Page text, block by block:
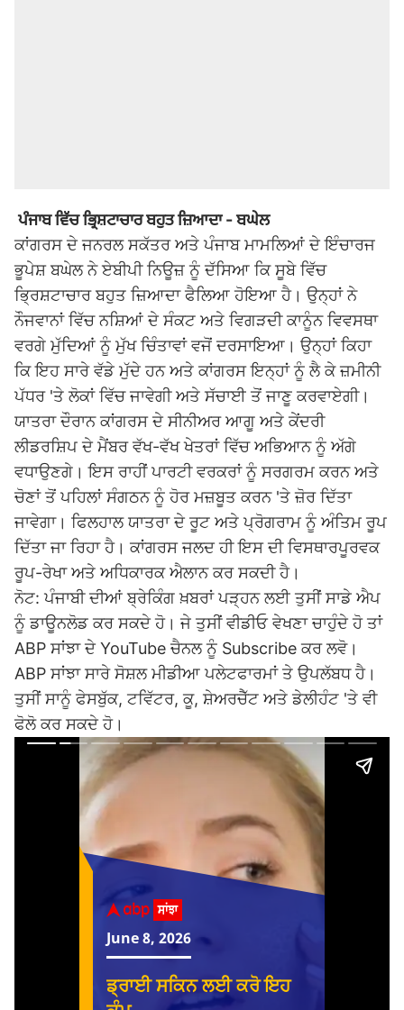
ਪੰਜਾਬ ਵਿੱਚ ਭ੍ਰਿਸ਼ਟਾਚਾਰ ਬਹੁਤ ਜ਼ਿਆਦਾ - ਬਘੇਲ
ਕਾਂਗਰਸ ਦੇ ਜਨਰਲ ਸਕੱਤਰ ਅਤੇ ਪੰਜਾਬ ਮਾਮਲਿਆਂ ਦੇ ਇੰਚਾਰਜ
ਭੂਪੇਸ਼ ਬਘੇਲ ਨੇ ਏਬੀਪੀ ਨਿਊਜ਼ ਨੂੰ ਦੱਸਿਆ ਕਿ ਸੂਬੇ ਵਿੱਚ
ਭ੍ਰਿਸ਼ਟਾਚਾਰ ਬਹੁਤ ਜ਼ਿਆਦਾ ਫੈਲਿਆ ਹੋਇਆ ਹੈ। ਉਨ੍ਹਾਂ ਨੇ
ਨੌਜਵਾਨਾਂ ਵਿੱਚ ਨਸ਼ਿਆਂ ਦੇ ਸੰਕਟ ਅਤੇ ਵਿਗੜਦੀ ਕਾਨੂੰਨ ਵਿਵਸਥਾ
ਵਰਗੇ ਮੁੱਦਿਆਂ ਨੂੰ ਮੁੱਖ ਚਿੰਤਾਵਾਂ ਵਜੋਂ ਦਰਸਾਇਆ। ਉਨ੍ਹਾਂ ਕਿਹਾ
ਕਿ ਇਹ ਸਾਰੇ ਵੱਡੇ ਮੁੱਦੇ ਹਨ ਅਤੇ ਕਾਂਗਰਸ ਇਨ੍ਹਾਂ ਨੂੰ ਲੈ ਕੇ ਜ਼ਮੀਨੀ
ਪੱਧਰ 'ਤੇ ਲੋਕਾਂ ਵਿੱਚ ਜਾਵੇਗੀ ਅਤੇ ਸੱਚਾਈ ਤੋਂ ਜਾਣੂ ਕਰਵਾਏਗੀ।
ਯਾਤਰਾ ਦੌਰਾਨ ਕਾਂਗਰਸ ਦੇ ਸੀਨੀਅਰ ਆਗੂ ਅਤੇ ਕੇਂਦਰੀ
ਲੀਡਰਸ਼ਿਪ ਦੇ ਮੈਂਬਰ ਵੱਖ-ਵੱਖ ਖੇਤਰਾਂ ਵਿੱਚ ਅਭਿਆਨ ਨੂੰ ਅੱਗੇ
ਵਧਾਉਣਗੇ। ਇਸ ਰਾਹੀਂ ਪਾਰਟੀ ਵਰਕਰਾਂ ਨੂੰ ਸਰਗਰਮ ਕਰਨ ਅਤੇ
ਚੋਣਾਂ ਤੋਂ ਪਹਿਲਾਂ ਸੰਗਠਨ ਨੂੰ ਹੋਰ ਮਜ਼ਬੂਤ ਕਰਨ 'ਤੇ ਜ਼ੋਰ ਦਿੱਤਾ
ਜਾਵੇਗਾ। ਫਿਲਹਾਲ ਯਾਤਰਾ ਦੇ ਰੂਟ ਅਤੇ ਪ੍ਰੋਗਰਾਮ ਨੂੰ ਅੰਤਿਮ ਰੂਪ
ਦਿੱਤਾ ਜਾ ਰਿਹਾ ਹੈ। ਕਾਂਗਰਸ ਜਲਦ ਹੀ ਇਸ ਦੀ ਵਿਸਥਾਰਪੂਰਵਕ
ਰੂਪ-ਰੇਖਾ ਅਤੇ ਅਧਿਕਾਰਕ ਐਲਾਨ ਕਰ ਸਕਦੀ ਹੈ।
ਨੋਟ: ਪੰਜਾਬੀ ਦੀਆਂ ਬ੍ਰੇਕਿੰਗ ਖ਼ਬਰਾਂ ਪੜ੍ਹਨ ਲਈ ਤੁਸੀਂ ਸਾਡੇ ਐਪ
ਨੂੰ ਡਾਊਨਲੋਡ ਕਰ ਸਕਦੇ ਹੋ। ਜੇ ਤੁਸੀਂ ਵੀਡੀਓ ਵੇਖਣਾ ਚਾਹੁੰਦੇ ਹੋ ਤਾਂ
ABP ਸਾਂਝਾ ਦੇ YouTube ਚੈਨਲ ਨੂੰ Subscribe ਕਰ ਲਵੋ।
ABP ਸਾਂਝਾ ਸਾਰੇ ਸੋਸ਼ਲ ਮੀਡੀਆ ਪਲੇਟਫਾਰਮਾਂ ਤੇ ਉਪਲੱਬਧ ਹੈ।
ਤੁਸੀਂ ਸਾਨੂੰ ਫੇਸਬੁੱਕ, ਟਵਿੱਟਰ, ਕੂ, ਸ਼ੇਅਰਚੈੱਟ ਅਤੇ ਡੇਲੀਹੰਟ 'ਤੇ ਵੀ
ਫੋਲੋ ਕਰ ਸਕਦੇ ਹੋ।